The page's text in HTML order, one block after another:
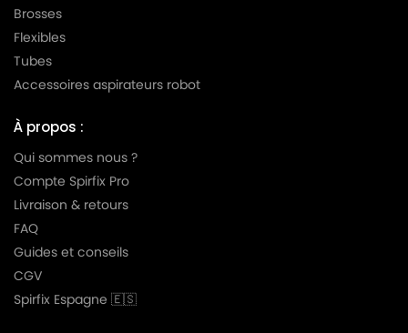
Brosses
Flexibles
Tubes
Accessoires aspirateurs robot
À propos :
Qui sommes nous ?
Compte Spirfix Pro
Livraison & retours
FAQ
Guides et conseils
CGV
Spirfix Espagne 🇪🇸